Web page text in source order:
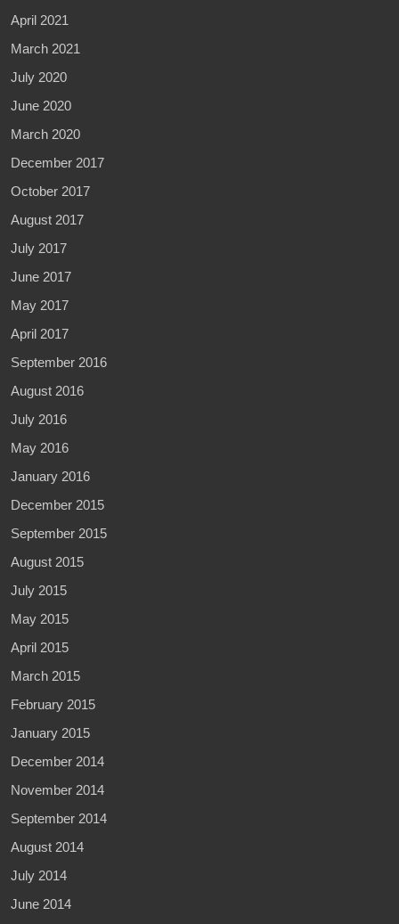
April 2021
March 2021
July 2020
June 2020
March 2020
December 2017
October 2017
August 2017
July 2017
June 2017
May 2017
April 2017
September 2016
August 2016
July 2016
May 2016
January 2016
December 2015
September 2015
August 2015
July 2015
May 2015
April 2015
March 2015
February 2015
January 2015
December 2014
November 2014
September 2014
August 2014
July 2014
June 2014